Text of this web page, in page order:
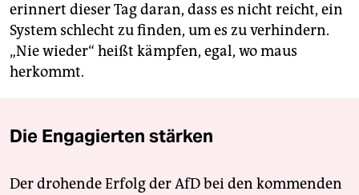
erinnert dieser Tag daran, dass es nicht reicht, ein
System schlecht zu finden, um es zu verhindern.
„Nie wieder“ heißt kämpfen, egal, wo maus
herkommt.
Die Engagierten stärken
Der drohende Erfolg der AfD bei den kommenden